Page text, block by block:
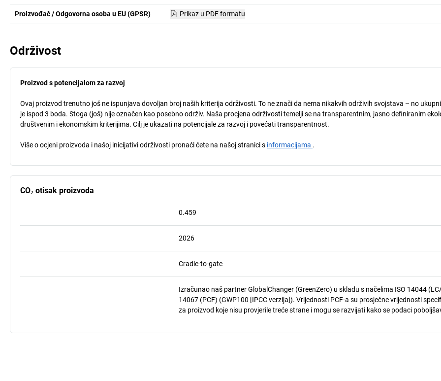
Proizvođač / Odgovorna osoba u EU (GPSR) Prikaz u PDF formatu
Održivost
Proizvod s potencijalom za razvoj
Ovaj proizvod trenutno još ne ispunjava dovoljan broj naših kriterija održivosti. To ne znači da nema nikakvih održivih svojstava – no
je ispod 3 boda. Stoga (još) nije označen kao posebno održiv. Naša procjena održivosti temelji se na transparentnim, jasno definiranim
društvenim i ekonomskim kriterijima. Cilj je ukazati na potencijale za razvoj i povećati transparentnost.
Više o ocjeni proizvoda i našoj inicijativi održivosti pronaći ćete na našoj stranici s informacijama .
CO₂ otisak proizvoda
0.459
2026
Cradle-to-gate
Izračunao naš partner GlobalChanger (GreenZero) u skladu s načelima ISO 14044
14067 (PCF) (GWP100 [IPCC verzija]). Vrijednosti PCF-a su prosječne vrijednosti
za proizvod koje nisu provjerile treće strane i mogu se razvijati kako se podaci